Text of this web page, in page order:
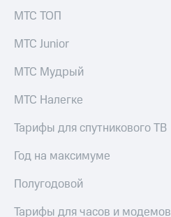
о
именных
Другое
Регистратор
Контакты
развитие
деловая этика
МТС ТОП
МТС Junior
МТС Мудрый
МТС Налегке
Тарифы для спутникового ТВ
Год на максимуме
Полугодовой
Тарифы для часов и модемов